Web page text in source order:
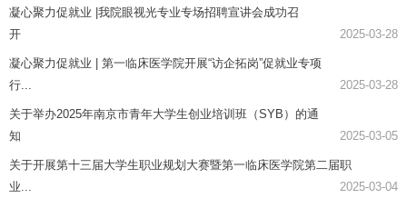
凝心聚力促就业 |我院眼视光专业专场招聘宣讲会成功召​
开
2025-03-28
凝心聚力促就业 | 第一临床医学院开展“访企拓岗”促就业专项
行...
2025-03-28
关于举办2025年南京市青年大学生创业培训班（SYB）的通
知
2025-03-05
关于开展第十三届大学生职业规划大赛暨第一临床医学院第二届职
业...
2025-03-04